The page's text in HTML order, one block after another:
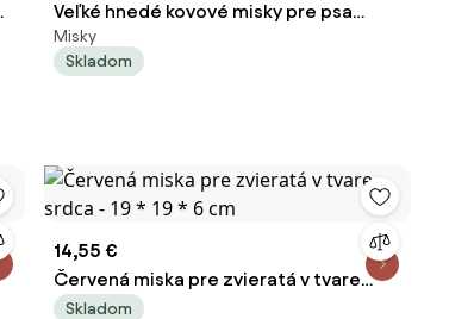
Veľké hnedé kovové misky pre psa
alebo mačku - 46*26*16 cm / 2x2000
ml
Misky
Skladom
14,55 €
Červená miska pre zvieratá v tvare
srdca - 19 * 19 * 6 cm
Skladom